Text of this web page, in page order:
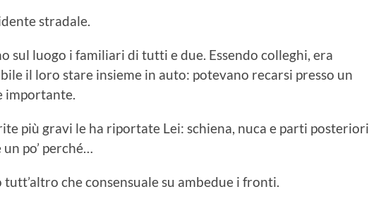
stradale.
sul luogo i familiari di tutti e due. Essendo colleghi, era
il loro stare insieme in auto: potevano recarsi presso un
importante.
più gravi le ha riportate Lei: schiena, nuca e parti posteriori
po’ perché…
che consensuale su ambedue i fronti.